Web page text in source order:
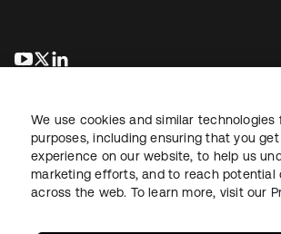
wird in einer neuen Registerkarte
wird in einer neuen Registerkarte
RechtDatenschutzrichtlinie
We use cookies and similar technologies
purposes, including ensuring that you
experience on our website, to help us
marketing efforts, and to reach potential
across the web. To learn more, visit our